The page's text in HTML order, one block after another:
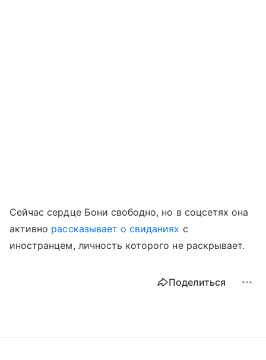
Сейчас сердце Бони свободно, но в соцсетях она
активно рассказывает о свиданиях с
иностранцем, личность которого не раскрывает.
Поделиться